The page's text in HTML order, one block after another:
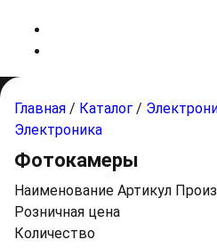
Главная / Каталог /
Электроника
Фотокамеры
Наименование Артикул
Розничная цена
Количество